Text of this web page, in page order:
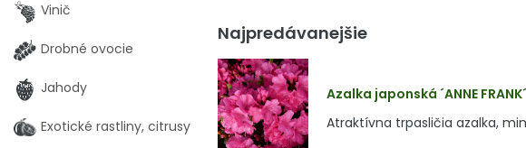
Najpredávanejšie
Azalka japonská ´ANNE
Atraktívna trpasličia azalka,
Vinič
Drobné ovocie
Jahody
Exotické rastliny, citrusy